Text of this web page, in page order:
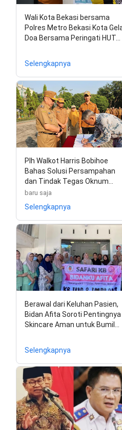
Wali Kota Bekasi bersama
Polres Metro Bekasi Kota
Doa Bersama Peringati HUT…
Selengkapnya
Plh Walkot Harris Bobihoe
Bahas Solusi Persampahan
dan Tindak Tegas Oknum…
baru saja
Selengkapnya
Berawal dari Keluhan Pasien,
Bidan Afita Soroti Pentingnya
Skincare Aman untuk Bumil…
Selengkapnya